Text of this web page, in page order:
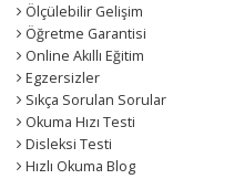
Ölçülebilir Gelişim
Öğretme Garantisi
Online Akıllı Eğitim
Egzersizler
Sıkça Sorulan Sorular
Okuma Hızı Testi
Disleksi Testi
Hızlı Okuma Blog